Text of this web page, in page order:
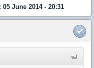
June 2014 - 20:31